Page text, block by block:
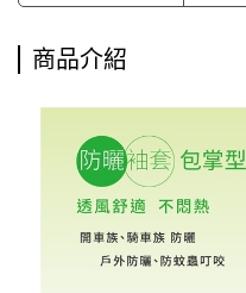
商品介紹